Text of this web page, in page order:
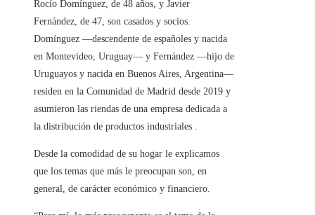
Rocío Domínguez, de 48 años, y Javier
Fernández, de 47, son casados ​​y socios.
Domínguez —descendente de españoles y nacida
en Montevideo, Uruguay— y Fernández —hijo de
Uruguayos y nacida en Buenos Aires, Argentina—
residen en la Comunidad de Madrid desde 2019 y
asumieron las riendas de una empresa dedicada a
la distribución de productos industriales .
Desde la comodidad de su hogar le explicamos
que los temas que más le preocupan son, en
general, de carácter económico y financiero.